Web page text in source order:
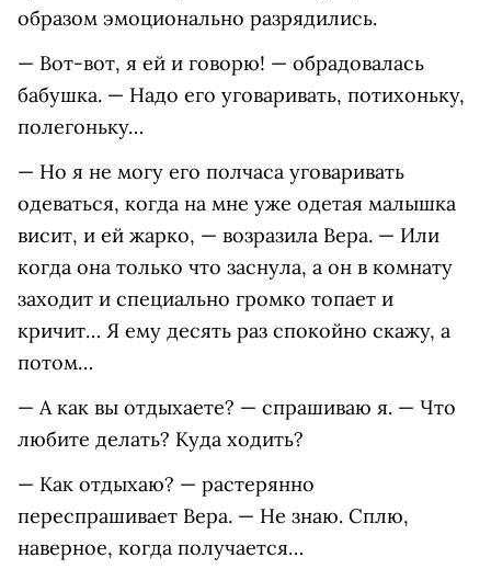
образом эмоционально разрядились.
— Вот-вот, я ей и говорю! — обрадовалась
бабушка. — Надо его уговаривать, потихоньку,
полегоньку…
— Но я не могу его полчаса уговаривать
одеваться, когда на мне уже одетая малышка
висит, и ей жарко, — возразила Вера. — Или
когда она только что заснула, а он в комнату
заходит и специально громко топает и
кричит… Я ему десять раз спокойно скажу, а
потом…
— А как вы отдыхаете? — спрашиваю я. — Что
любите делать? Куда ходить?
— Как отдыхаю? — растерянно
переспрашивает Вера. — Не знаю. Сплю,
наверное, когда получается…